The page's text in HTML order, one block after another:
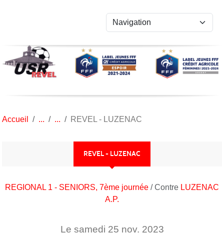
Accueil REVEL - LUZENAC
REVEL - LUZENAC
REGIONAL 1 - SENIORS, 7ème journée / Contre LUZENAC
A.P.
Le samedi 25 nov. 2023